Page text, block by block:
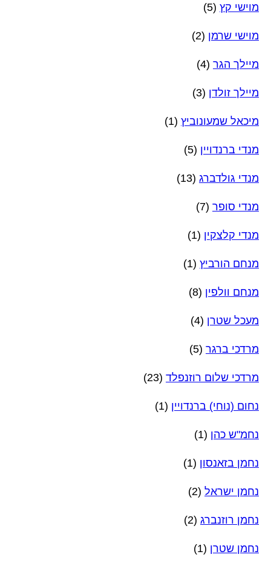
מוישי קץ (5)
מוישי שרמן (2)
מיילך הגר (4)
מיילך זולדן (3)
מיכאל שמעונוביץ (1)
מנדי ברנדויין (5)
מנדי גולדברג (13)
מנדי סופר (7)
מנדי קלצקין (1)
מנחם הורביץ (1)
מנחם וולפין (8)
מעכל שטרן (4)
מרדכי ברגר (5)
מרדכי שלום רוזנפלד (23)
נחום (נוחי) ברנדויין (1)
נחמ"ש כהן (1)
נחמן בזאנסון (1)
נחמן ישראל (2)
נחמן רוזנברג (2)
נחמן שטרן (1)